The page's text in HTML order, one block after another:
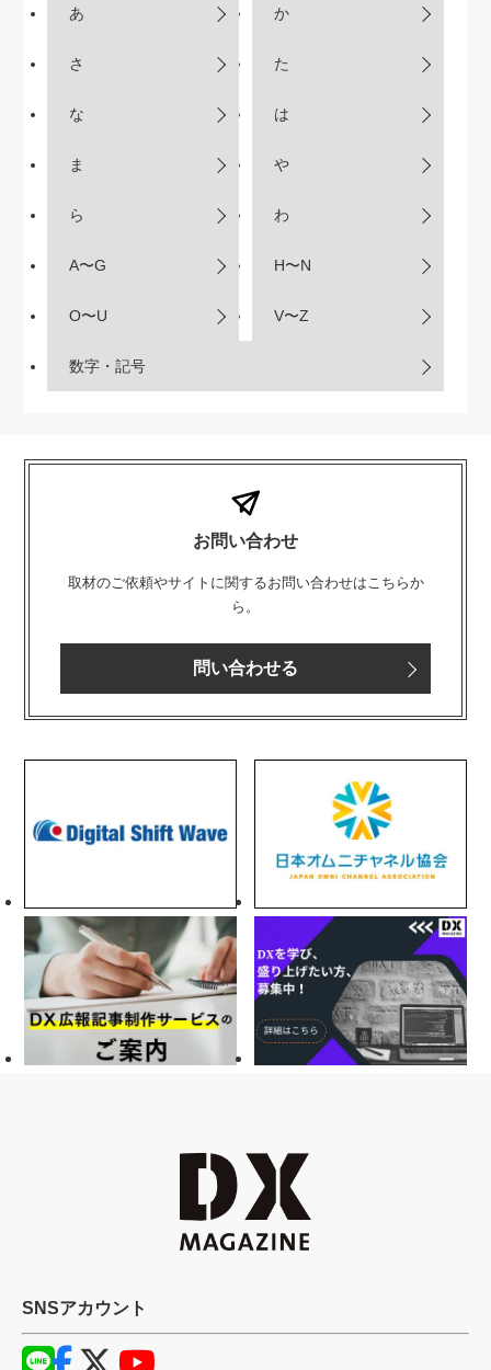
あ か
さ た
な は
ま や
ら わ
A〜G H〜N
O〜U V〜Z
数字・記号
お問い合わせ
取材のご依頼やサイトに関するお問い合わせはこちらか
ら。
問い合わせる
SNSアカウント